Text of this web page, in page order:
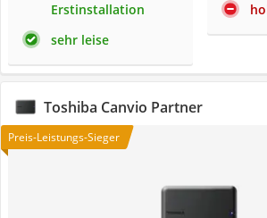
Erstinstallation
sehr leise
Toshiba Canvio Partner
Preis-Leistungs-Sieger